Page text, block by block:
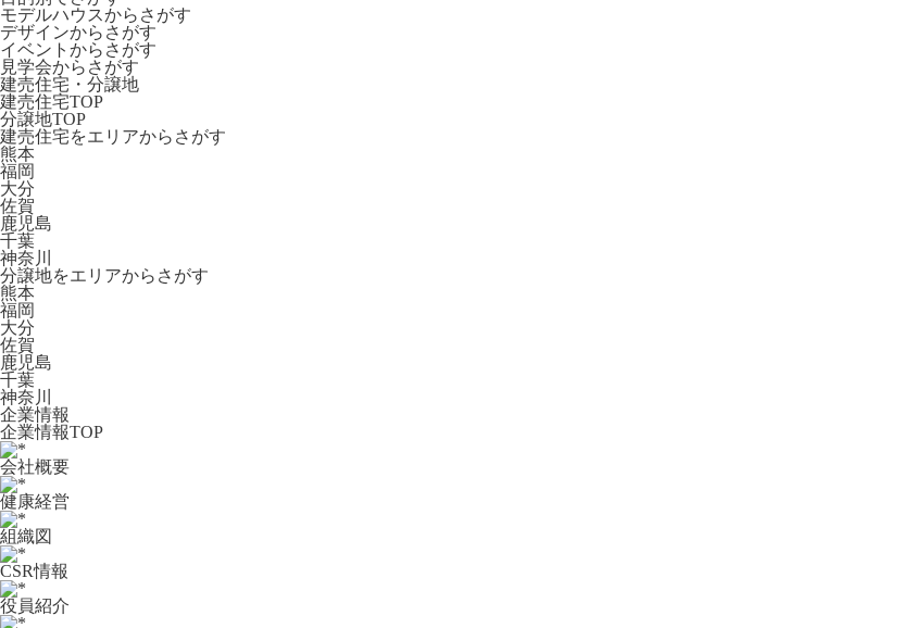
モデルハウスからさがす
デザインからさがす
イベントからさがす
見学会からさがす
建売住宅・分譲地
建売住宅TOP
分譲地TOP
建売住宅をエリアからさがす
熊本
福岡
大分
佐賀
鹿児島
千葉
神奈川
分譲地をエリアからさがす
熊本
福岡
大分
佐賀
鹿児島
千葉
神奈川
企業情報
企業情報TOP
会社概要
健康経営
組織図
CSR情報
役員紹介